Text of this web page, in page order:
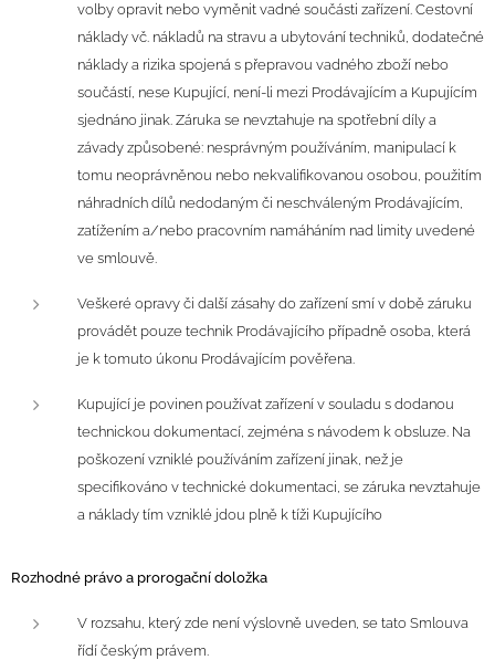
volby opravit nebo vyměnit vadné součásti zařízení. Cestovní
náklady vč. nákladů na stravu a ubytování techniků, dodatečné
náklady a rizika spojená s přepravou vadného zboží nebo
součástí, nese Kupující, není-li mezi Prodávajícím a Kupujícím
sjednáno jinak. Záruka se nevztahuje na spotřební díly a
závady způsobené: nesprávným používáním, manipulací k
tomu neoprávněnou nebo nekvalifikovanou osobou, použitím
náhradních dílů nedodaným či neschváleným Prodávajícím,
zatížením a/nebo pracovním namáháním nad limity uvedené
ve smlouvě.
Veškeré opravy či další zásahy do zařízení smí v době záruku
provádět pouze technik Prodávajícího případně osoba, která
je k tomuto úkonu Prodávajícím pověřena.
Kupující je povinen používat zařízení v souladu s dodanou
technickou dokumentací, zejména s návodem k obsluze. Na
poškození vzniklé používáním zařízení jinak, než je
specifikováno v technické dokumentaci, se záruka nevztahuje
a náklady tím vzniklé jdou plně k tíži Kupujícího
Rozhodné právo a prorogační doložka
V rozsahu, který zde není výslovně uveden, se tato Smlouva
řídí českým právem.